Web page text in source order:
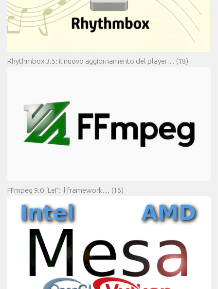
Rhythmbox 3.5: il nuovo aggiornamento del player… (18)
FFmpeg 9.0 “Lei”: il framework… (16)